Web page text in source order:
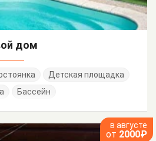
дом
Детская площадка
Бассейн
в августе
от 2000₽